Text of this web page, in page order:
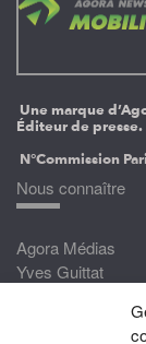
Une marque
Éditeur de presse.
N°Commission
Nous connaître
Agora Médias
Yves Guittat